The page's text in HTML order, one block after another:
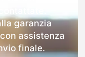
garanzia
assistenza
finale.